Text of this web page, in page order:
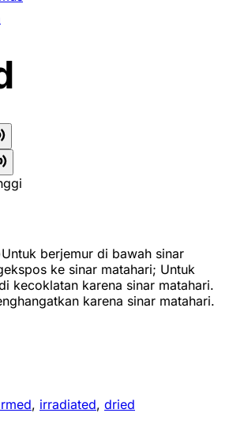
berjemur di bawah sinar
ke sinar matahari; Untuk
kecoklatan karena sinar matahari.
karena sinar matahari.
, irradiated, dried